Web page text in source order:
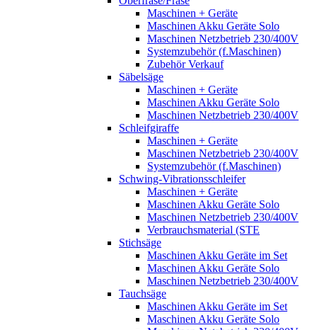
Maschinen + Geräte
Maschinen Akku Geräte Solo
Maschinen Netzbetrieb 230/400V
Systemzubehör (f.Maschinen)
Zubehör Verkauf
Säbelsäge
Maschinen + Geräte
Maschinen Akku Geräte Solo
Maschinen Netzbetrieb 230/400V
Schleifgiraffe
Maschinen + Geräte
Maschinen Netzbetrieb 230/400V
Systemzubehör (f.Maschinen)
Schwing-Vibrationsschleifer
Maschinen + Geräte
Maschinen Akku Geräte Solo
Maschinen Netzbetrieb 230/400V
Verbrauchsmaterial (STE
Stichsäge
Maschinen Akku Geräte im Set
Maschinen Akku Geräte Solo
Maschinen Netzbetrieb 230/400V
Tauchsäge
Maschinen Akku Geräte im Set
Maschinen Akku Geräte Solo